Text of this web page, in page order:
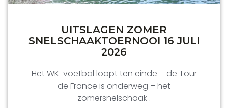
UITSLAGEN ZOMER
SNELSCHAAKTOERNOOI 16 JULI
2026
Het WK-voetbal loopt ten einde – de Tour
de France is onderweg – het
zomersnelschaak .